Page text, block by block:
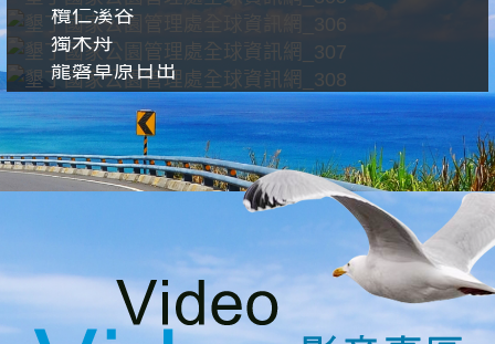
欖仁溪谷
獨木舟
龍磐草原日出